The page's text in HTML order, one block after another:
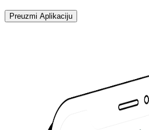
Preuzmi Aplikaciju